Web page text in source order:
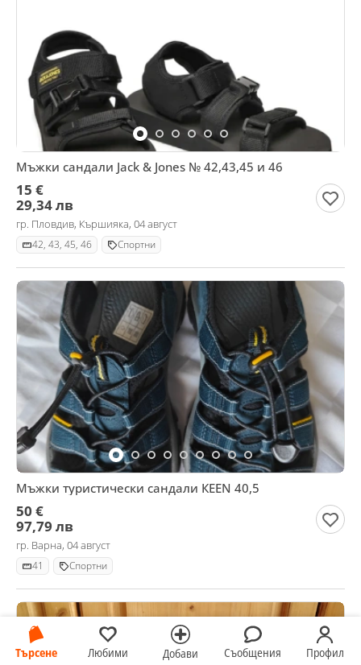
Търсене Любими Добави Съобщения Профил
Мъжки сандали Jack & Jones № 42,43,45 и 46
15 €
29,34 лв
гр. Пловдив, Кършияка, 04 август
42, 43, 45, 46 Спортни
Мъжки туристически сандали КEEN 40,5
50 €
97,79 лв
гр. Варна, 04 август
41 Спортни